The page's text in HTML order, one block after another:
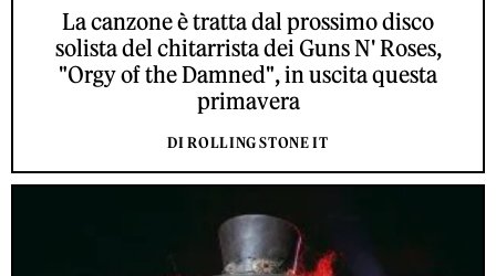
La canzone è tratta dal prossimo disco
solista del chitarrista dei Guns N' Roses,
"Orgy of the Damned", in uscita questa
primavera
DI ROLLING STONE IT